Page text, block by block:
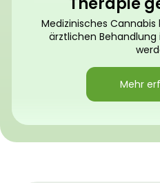
Medizinisches
ärztlichen
Mehr